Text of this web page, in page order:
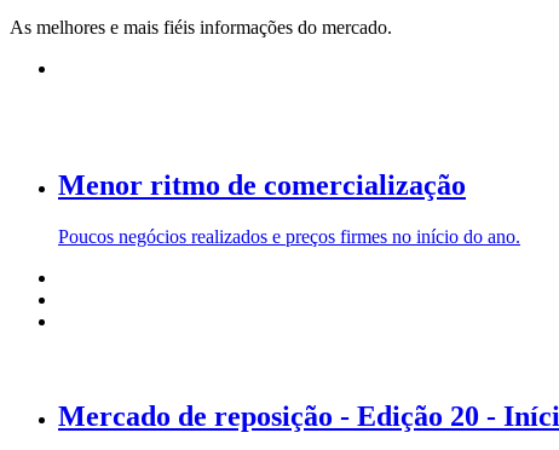
As melhores e mais fiéis informações do mercado.
Menor ritmo de comercialização
Poucos negócios realizados e preços firmes no início do ano.
Mercado de reposição - Edição 20 -